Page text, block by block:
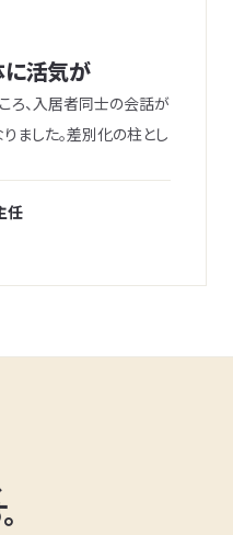
に活気が
ろ、入居者同士の会話が
ました。差別化の柱とし
任